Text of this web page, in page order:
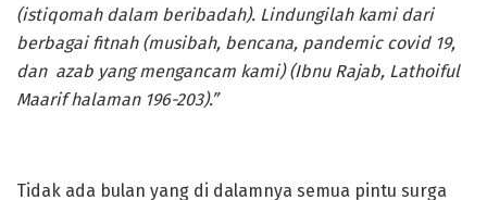
(istiqomah dalam beribadah). Lindungilah kami dari
berbagai fitnah (musibah, bencana, pandemic covid 19,
dan azab yang mengancam kami) (Ibnu Rajab, Lathoiful
Maarif halaman 196-203).”
Tidak ada bulan yang di dalamnya semua pintu surga